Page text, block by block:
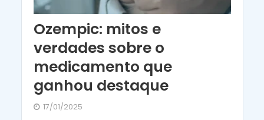
Ozempic: mitos e
verdades sobre o
medicamento que
ganhou destaque
17/01/2025